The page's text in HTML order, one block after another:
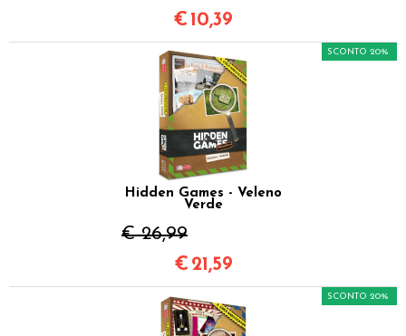
€ 10,39
Hidden Games - Veleno
Verde
€ 26,99
SCONTO 20%
€ 21,59
SCONTO 20%